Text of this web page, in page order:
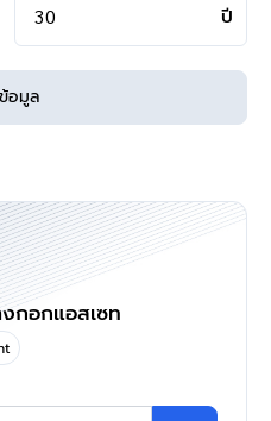
esmXPD
ปลี่ยนแปลงราคาและโปรโมชั่น
บ้านมือสองรีโนเวท
ปี
อมูล
กอกแอสเซท